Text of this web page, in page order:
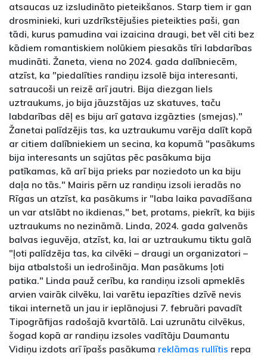
atsaucas uz izsludināto pieteikšanos. Starp tiem ir gan
drosminieki, kuri uzdrīkstējušies pieteikties paši, gan
tādi, kurus pamudina vai izaicina draugi, bet vēl citi bez
kādiem romantiskiem nolūkiem piesakās tīri labdarības
mudināti. Žaneta, viena no 2024. gada dalībniecēm,
atzīst, ka "piedalīties randiņu izsolē bija interesanti,
satraucoši un reizē arī jautri. Bija diezgan liels
uztraukums, jo bija jāuzstājas uz skatuves, taču
labdarības dēļ es biju arī gatava izgāzties (smejas)."
Žanetai palīdzējis tas, ka uztraukumu varēja dalīt kopā
ar citiem dalībniekiem un secina, ka kopumā "pasākums
bija interesants un sajūtas pēc pasākuma bija
patīkamas, kā arī bija prieks par noziedoto un ka biju
daļa no tās." Mairis pērn uz randiņu izsoli ieradās no
Rīgas un atzīst, ka pasākums ir "laba laika pavadīšana
un var atslābt no ikdienas," bet, protams, piekrīt, ka bijis
uztraukums no nezināmā. Linda, 2024. gada galvenās
balvas ieguvēja, atzīst, ka, lai ar uztraukumu tiktu galā
"ļoti palīdzēja tas, ka cilvēki – draugi un organizatori –
bija atbalstoši un iedrošināja. Man pasākums ļoti
patika." Linda pauž cerību, ka randiņu izsoli apmeklēs
arvien vairāk cilvēku, lai varētu iepazīties dzīvē nevis
tikai internetā un jau ir ieplānojusi 7. februāri pavadīt
Tipogrāfijas radošajā kvartālā. Lai uzrunātu cilvēkus,
šogad kopā ar randiņu izsoles vadītāju Daumantu
Vidiņu izdots arī īpašs pasākuma reklāmas rullītis repa